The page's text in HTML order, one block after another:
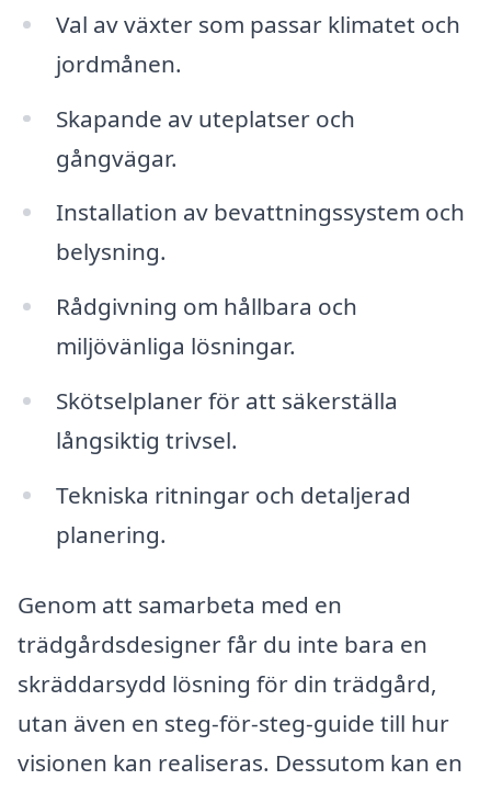
Val av växter som passar klimatet och
jordmånen.
Skapande av uteplatser och
gångvägar.
Installation av bevattningssystem och
belysning.
Rådgivning om hållbara och
miljövänliga lösningar.
Skötselplaner för att säkerställa
långsiktig trivsel.
Tekniska ritningar och detaljerad
planering.
Genom att samarbeta med en
trädgårdsdesigner får du inte bara en
skräddarsydd lösning för din trädgård,
utan även en steg-för-steg-guide till hur
visionen kan realiseras. Dessutom kan en